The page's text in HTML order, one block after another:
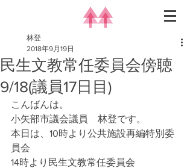
民生文教常任委員会傍聴
9/18(議員17日目)
林登
2018年9月19日
こんばんは。
小矢部市議会議員　林登です。
本日は、10時より公共施設再編特別委
員会
14時より民生文教常任委員会